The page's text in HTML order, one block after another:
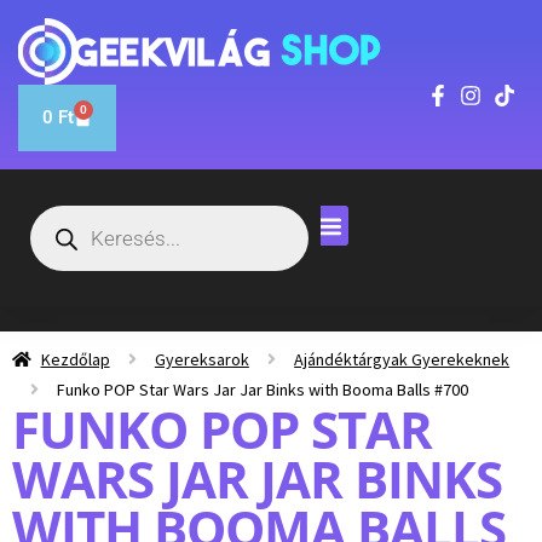
0 Ft 0
Kezdőlap Gyereksarok
Ajándéktárgyak Gyerekeknek
Funko POP Star Wars Jar Jar Binks with Booma Balls #700
FUNKO POP STAR
WARS JAR JAR BINKS
WITH BOOMA BALLS